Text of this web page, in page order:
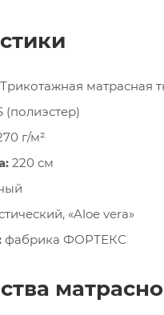
Трикотажная матрасная
(полиэстер)
г/м²
220 см
«Aloe vera»
фабрика ФОРТЕКС